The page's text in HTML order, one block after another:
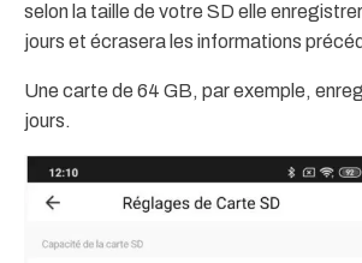
selon la taille de votre SD elle
jours et écrasera les informations
Une carte de 64 GB, par exemple,
jours.